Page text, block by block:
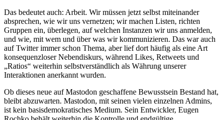
Das bedeutet auch: Arbeit. Wir müssen jetzt selbst miteinander
absprechen, wie wir uns vernetzen; wir machen Listen, richten
Gruppen ein, überlegen, auf welchen Instanzen wir uns anmelden,
und wie, mit wem und über was wir kommunizieren. Das war auch
auf Twitter immer schon Thema, aber lief dort häufig als eine Art
konsequenzloser Nebendiskurs, während Likes, Retweets und
„Ratios“ weiterhin selbstverständlich als Währung unserer
Interaktionen anerkannt wurden.
Ob dieses neue auf Mastodon geschaffene Bewusstsein Bestand hat,
bleibt abzuwarten. Mastodon, mit seinen vielen einzelnen Admins,
ist kein basisdemokratisches Medium. Sein Entwickler, Eugen